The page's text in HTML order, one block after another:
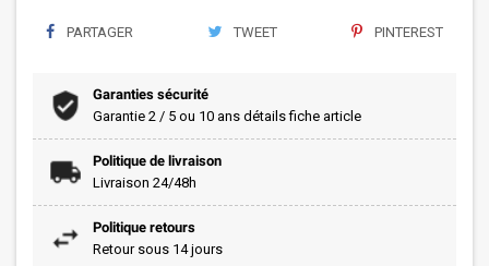
PARTAGER TWEET PINTEREST
Garanties sécurité
Garantie 2 / 5 ou 10 ans détails fiche article
Politique de livraison
Livraison 24/48h
Politique retours
Retour sous 14 jours